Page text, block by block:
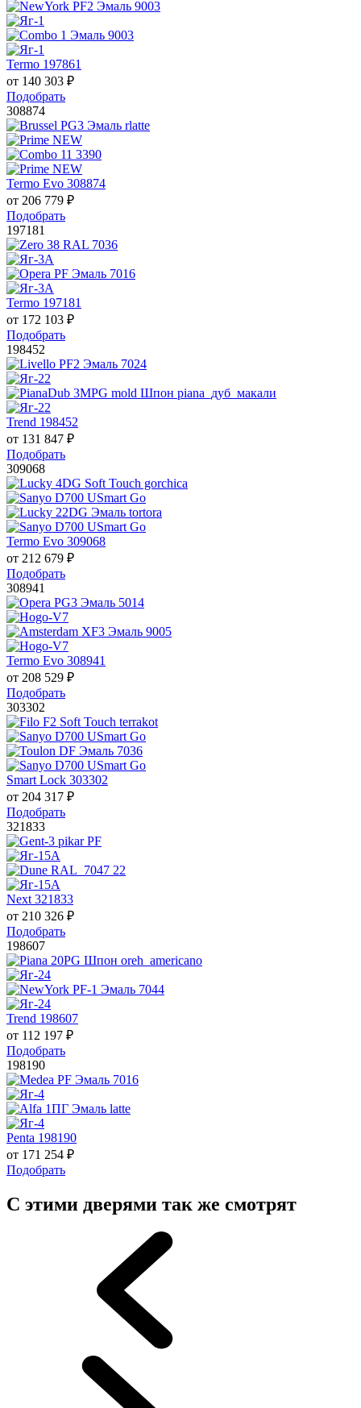
Termo 197861
от 140 303 ₽
Подобрать
308874
Termo Evo 308874
от 206 779 ₽
Подобрать
197181
Termo 197181
от 172 103 ₽
Подобрать
198452
Trend 198452
от 131 847 ₽
Подобрать
309068
Termo Evo 309068
от 212 679 ₽
Подобрать
308941
Termo Evo 308941
от 208 529 ₽
Подобрать
303302
Smart Lock 303302
от 204 317 ₽
Подобрать
321833
Next 321833
от 210 326 ₽
Подобрать
198607
Trend 198607
от 112 197 ₽
Подобрать
198190
Penta 198190
от 171 254 ₽
Подобрать
С этими дверями так же смотрят